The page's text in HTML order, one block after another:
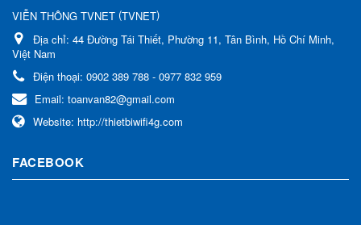
VIỄN THÔNG TVNET (TVNET)
Địa chỉ: 44 Đường Tái Thiết, Phường 11, Tân Bình, Hồ Chí Minh,
Việt Nam
Điện thoại: 0902 389 788 - 0977 832 959
Email: toanvan82@gmail.com
Website: http://thietbiwifi4g.com
FACEBOOK